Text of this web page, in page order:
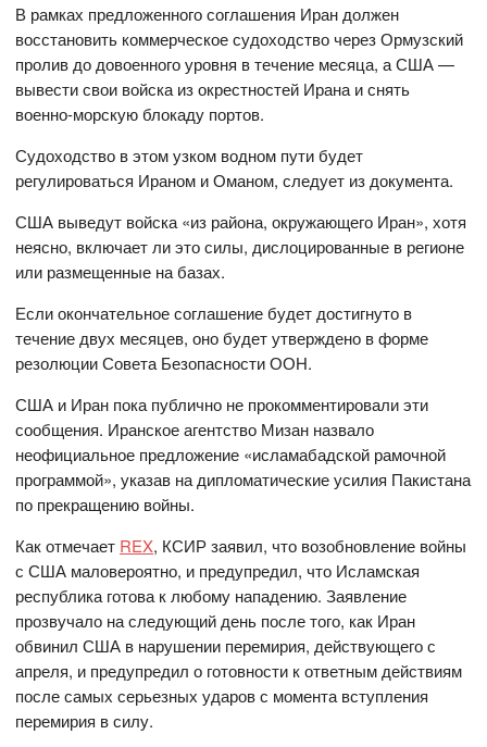
В рамках предложенного соглашения Иран должен
восстановить коммерческое судоходство через Ормузский
пролив до довоенного уровня в течение месяца, а США —
вывести свои войска из окрестностей Ирана и снять
военно-морскую блокаду портов.
Судоходство в этом узком водном пути будет
регулироваться Ираном и Оманом, следует из документа.
США выведут войска «из района, окружающего Иран», хотя
неясно, включает ли это силы, дислоцированные в регионе
или размещенные на базах.
Если окончательное соглашение будет достигнуто в
течение двух месяцев, оно будет утверждено в форме
резолюции Совета Безопасности ООН.
США и Иран пока публично не прокомментировали эти
сообщения. Иранское агентство Мизан назвало
неофициальное предложение «исламабадской рамочной
программой», указав на дипломатические усилия Пакистана
по прекращению войны.
Как отмечает REX, КСИР заявил, что возобновление войны
с США маловероятно, и предупредил, что Исламская
республика готова к любому нападению. Заявление
прозвучало на следующий день после того, как Иран
обвинил США в нарушении перемирия, действующего с
апреля, и предупредил о готовности к ответным действиям
после самых серьезных ударов с момента вступления
перемирия в силу.